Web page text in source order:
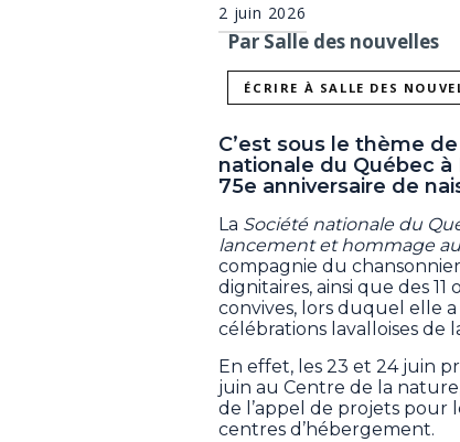
2 juin 2026
Par Salle des nouvelles
ÉCRIRE À SALLE DES
C’est sous le thème
nationale du Québec à
75e anniversaire de
La Société nationale du
lancement et hommage
compagnie du
dignitaires, ainsi que des
convives, lors duquel elle
célébrations lavalloises de
En effet, les 23 et 24 juin
juin au Centre de la
de l’appel de projets pour
centres d’hébergement.